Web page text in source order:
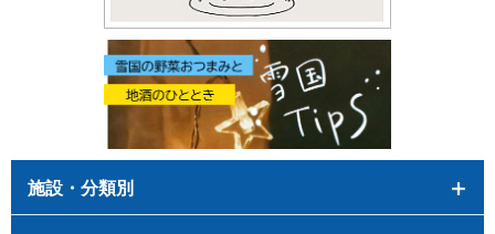
施設・分類別